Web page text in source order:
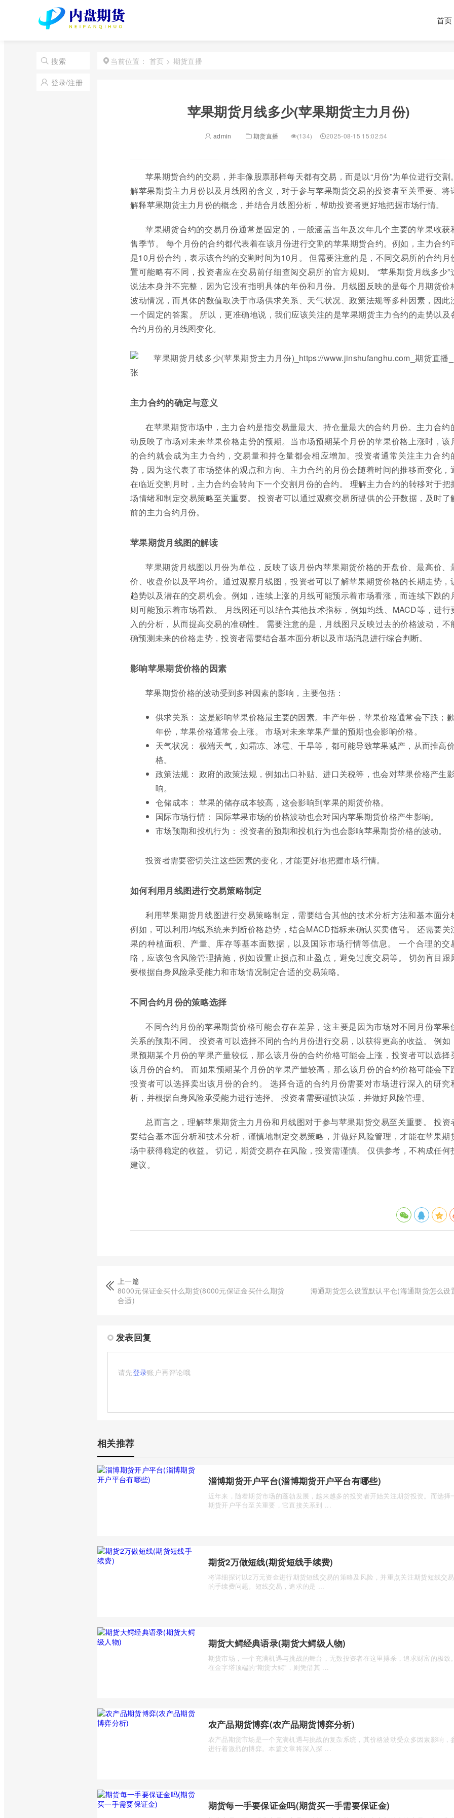
首页
搜索
登录/注册
当前位置： 首页 > 期货直播
苹果期货月线多少(苹果期货主力月份)
admin 期货直播 (134) 2025-08-15 15:02:54
苹果期货合约的交易，并非像股票那样每天都有交易，而是以“月份”为单位进行交割
解苹果期货主力月份以及月线图的含义，对于参与苹果期货交易的投资者至关重要。将
解释苹果期货主力月份的概念，并结合月线图分析，帮助投资者更好地把握市场行情。
苹果期货合约的交易月份通常是固定的，一般涵盖当年及次年几个主要的苹果收获
售季节。 每个月份的合约都代表着在该月份进行交割的苹果期货合约。例如，主力合约
是10月份合约，表示该合约的交割时间为10月。 但需要注意的是，不同交易所的合约月
置可能略有不同，投资者应在交易前仔细查阅交易所的官方规则。 “苹果期货月线多少”
说法本身并不完整，因为它没有指明具体的年份和月份。月线图反映的是每个月期货价
波动情况，而具体的数值取决于市场供求关系、天气状况、政策法规等多种因素，因此
一个固定的答案。 所以，更准确地说，我们应该关注的是苹果期货主力合约的走势以及
合约月份的月线图变化。
主力合约的确定与意义
在苹果期货市场中，主力合约是指交易量最大、持仓量最大的合约月份。主力合约
动反映了市场对未来苹果价格走势的预期。当市场预期某个月份的苹果价格上涨时，该
的合约就会成为主力合约，交易量和持仓量都会相应增加。投资者通常关注主力合约
势，因为这代表了市场整体的观点和方向。主力合约的月份会随着时间的推移而变化，
在临近交割月时，主力合约会转向下一个交割月份的合约。 理解主力合约的转移对于把
场情绪和制定交易策略至关重要。 投资者可以通过观察交易所提供的公开数据，及时了
前的主力合约月份。
苹果期货月线图的解读
苹果期货月线图以月份为单位，反映了该月份内苹果期货价格的开盘价、最高价、
价、收盘价以及平均价。通过观察月线图，投资者可以了解苹果期货价格的长期走势，
趋势以及潜在的交易机会。例如，连续上涨的月线可能预示着市场看涨，而连续下跌的
则可能预示着市场看跌。 月线图还可以结合其他技术指标，例如均线、MACD等，进行
入的分析，从而提高交易的准确性。 需要注意的是，月线图只反映过去的价格波动，不
确预测未来的价格走势，投资者需要结合基本面分析以及市场消息进行综合判断。
影响苹果期货价格的因素
苹果期货价格的波动受到多种因素的影响，主要包括：
供求关系： 这是影响苹果价格最主要的因素。丰产年份，苹果价格通常会下跌；
年份，苹果价格通常会上涨。 市场对未来苹果产量的预期也会影响价格。
天气状况： 极端天气，如霜冻、冰雹、干旱等，都可能导致苹果减产，从而推高价
格。
政策法规： 政府的政策法规，例如出口补贴、进口关税等，也会对苹果价格产生影
响。
仓储成本： 苹果的储存成本较高，这会影响到苹果的期货价格。
国际市场行情： 国际苹果市场的价格波动也会对国内苹果期货价格产生影响。
市场预期和投机行为： 投资者的预期和投机行为也会影响苹果期货价格的波动。
投资者需要密切关注这些因素的变化，才能更好地把握市场行情。
如何利用月线图进行交易策略制定
利用苹果期货月线图进行交易策略制定，需要结合其他的技术分析方法和基本面分
例如，可以利用均线系统来判断价格趋势，结合MACD指标来确认买卖信号。 还需要关
果的种植面积、产量、库存等基本面数据，以及国际市场行情等信息。 一个合理的交
略，应该包含风险管理措施，例如设置止损点和止盈点，避免过度交易等。 切勿盲目跟
要根据自身风险承受能力和市场情况制定合适的交易策略。
不同合约月份的策略选择
不同合约月份的苹果期货价格可能会存在差异，这主要是因为市场对不同月份苹果
关系的预期不同。 投资者可以选择不同的合约月份进行交易，以获得更高的收益。 例如
果预期某个月份的苹果产量较低，那么该月份的合约价格可能会上涨，投资者可以选择
该月份的合约。 而如果预期某个月份的苹果产量较高，那么该月份的合约价格可能会下
投资者可以选择卖出该月份的合约。 选择合适的合约月份需要对市场进行深入的研究
析，并根据自身风险承受能力进行选择。 投资者需要谨慎决策，并做好风险管理。
总而言之，理解苹果期货主力月份和月线图对于参与苹果期货交易至关重要。 投资
要结合基本面分析和技术分析，谨慎地制定交易策略，并做好风险管理，才能在苹果期
场中获得稳定的收益。 切记，期货交易存在风险，投资需谨慎。 仅供参考，不构成任何
建议。
上一篇
8000元保证金买什么期货(8000元保证金买什么期货
合适)
海通期货怎么设置默认平仓(海通期货怎么设
发表回复
请先登录账户再评论哦
相关推荐
淄博期货开户平台(淄博期货开户平台有哪些)
近年来，随着期货市场的蓬勃发展，越来越多的投资者开始关注期货投资。而选择
期货开户平台至关重要，它直接关系到 ...
期货2万做短线(期货短线手续费)
将详细探讨以2万元资金进行期货短线交易的策略及风险，并重点关注期货短线交
的手续费问题。短线交易，追求的是 ...
期货大鳄经典语录(期货大鳄级人物)
期货市场，一个充满机遇与挑战的舞台，无数投资者在这里搏杀，追求财富的极致
在金字塔顶端的“期货大鳄”，则凭借其 ...
农产品期货博弈(农产品期货博弈分析)
农产品期货市场是一个充满机遇与挑战的复杂系统，其价格波动受众多因素影响，
进行着激烈的博弈。本篇文章将深入探 ...
期货每一手要保证金吗(期货买一手需要保证金)